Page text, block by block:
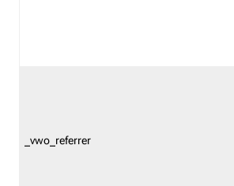
_vwo_referrer